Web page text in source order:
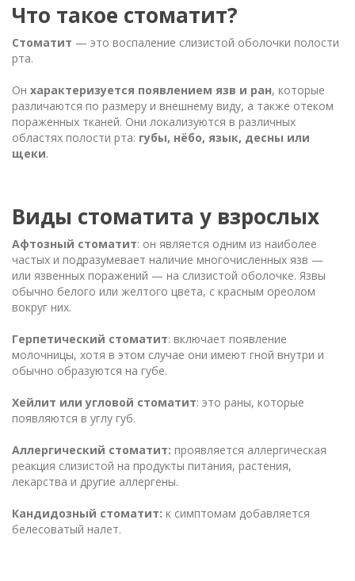
Что такое стоматит?
Стоматит — это воспаление слизистой оболочки полости
рта.
Он характеризуется появлением язв и ран, которые
различаются по размеру и внешнему виду, а также отеком
пораженных тканей. Они локализуются в различных
областях полости рта: губы, нёбо, язык, десны или
щеки.
Виды стоматита у взрослых
Афтозный стоматит: он является одним из наиболее
частых и подразумевает наличие многочисленных язв —
или язвенных поражений — на слизистой оболочке. Язвы
обычно белого или желтого цвета, с красным ореолом
вокруг них.
Герпетический стоматит: включает появление
молочницы, хотя в этом случае они имеют гной внутри и
обычно образуются на губе.
Хейлит или угловой стоматит: это раны, которые
появляются в углу губ.
Аллергический стоматит: проявляется аллергическая
реакция слизистой на продукты питания, растения,
лекарства и другие аллергены.
Кандидозный стоматит: к симптомам добавляется
белесоватый налет.